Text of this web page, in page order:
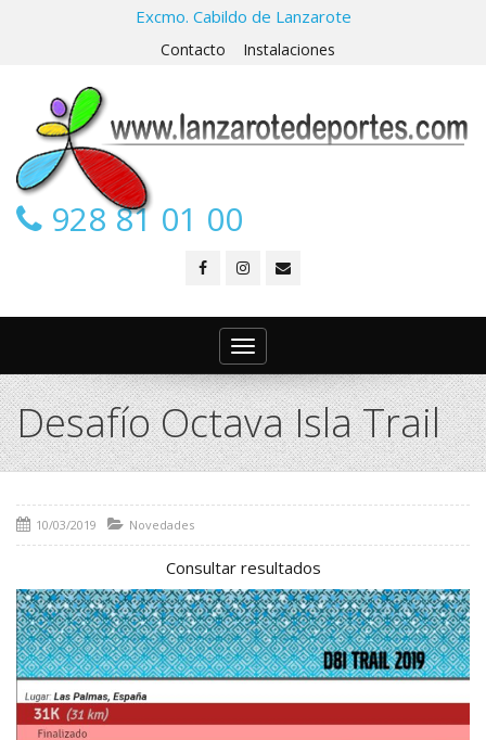
Excmo. Cabildo de Lanzarote
Contacto Instalaciones
928 81 01 00
Toggle
navigation
Desafío Octava Isla Trail
10/03/2019 Novedades
Consultar resultados